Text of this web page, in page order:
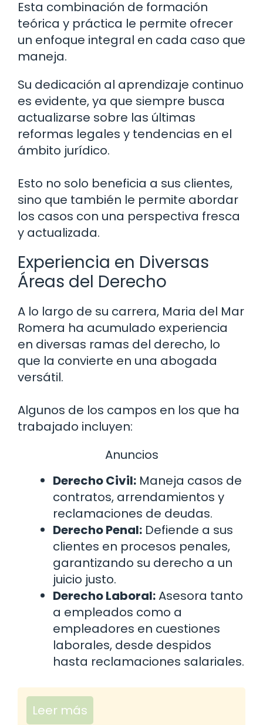
Esta combinación de formación
teórica y práctica le permite ofrecer
un enfoque integral en cada caso que
maneja.
Su dedicación al aprendizaje continuo
es evidente, ya que siempre busca
actualizarse sobre las últimas
reformas legales y tendencias en el
ámbito jurídico.
Esto no solo beneficia a sus clientes,
sino que también le permite abordar
los casos con una perspectiva fresca
y actualizada.
Experiencia en Diversas
Áreas del Derecho
A lo largo de su carrera, Maria del Mar
Romera ha acumulado experiencia
en diversas ramas del derecho, lo
que la convierte en una abogada
versátil.
Algunos de los campos en los que ha
trabajado incluyen:
Anuncios
Derecho Civil: Maneja casos de
contratos, arrendamientos y
reclamaciones de deudas.
Derecho Penal: Defiende a sus
clientes en procesos penales,
garantizando su derecho a un
juicio justo.
Derecho Laboral:Asesora tanto
a empleados como a
empleadores en cuestiones
laborales, desde despidos
hasta reclamaciones salariales.
Leer más